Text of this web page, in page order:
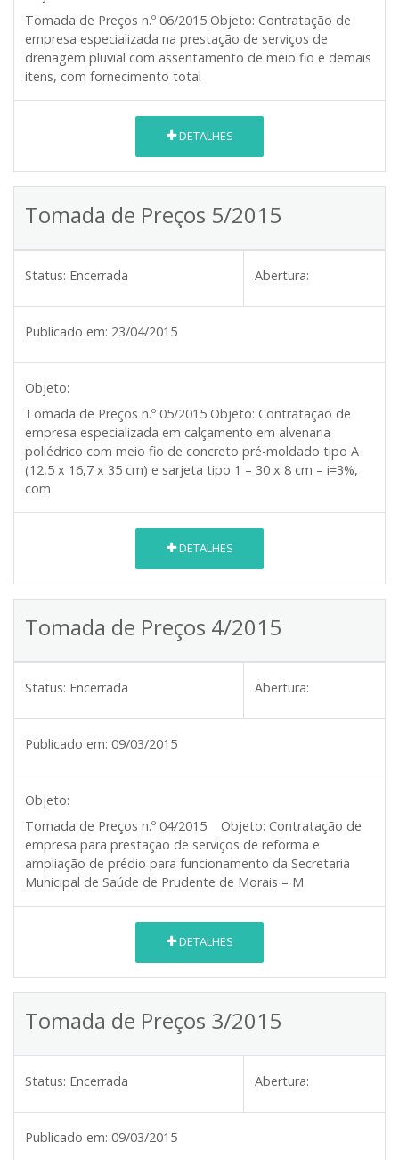
Tomada de Preços n.º 06/2015 Objeto: Contratação de
empresa especializada na prestação de serviços de
drenagem pluvial com assentamento de meio fio e demais
itens, com fornecimento total
DETALHES
Tomada de Preços 5/2015
Status: Encerrada Abertura:
Publicado em: 23/04/2015
Objeto:
Tomada de Preços n.º 05/2015 Objeto: Contratação de
empresa especializada em calçamento em alvenaria
poliédrico com meio fio de concreto pré-moldado tipo A
(12,5 x 16,7 x 35 cm) e sarjeta tipo 1 – 30 x 8 cm – i=3%,
com
DETALHES
Tomada de Preços 4/2015
Status: Encerrada Abertura:
Publicado em: 09/03/2015
Objeto:
Tomada de Preços n.º 04/2015
Objeto: Contratação de
empresa para prestação de serviços de reforma e
ampliação de prédio para funcionamento da Secretaria
Municipal de Saúde de Prudente de Morais – M
DETALHES
Tomada de Preços 3/2015
Status: Encerrada Abertura:
Publicado em: 09/03/2015